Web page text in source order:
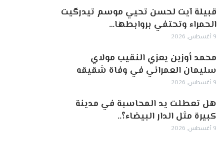
قبيلة آيت لحسن تحيي موسم تيدرگيت
الحمراء وتحتفي بروابطها…
9 أغسطس, 2026
محمد أوزين يعزي النقيب مولاي
سليمان العمراني في وفاة شقيقه
9 أغسطس, 2026
هل تعطلت يد المحاسبة في مدينة
كبيرة مثل الدار البيضاء؟..
9 أغسطس, 2026